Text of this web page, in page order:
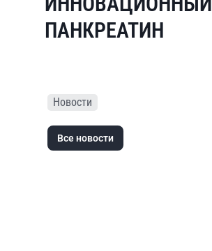
ПАНКРЕАТИН
Новости
Все новости